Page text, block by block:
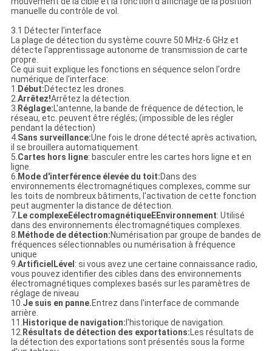
manuelle du contrôle de vol.
3.1 Détecter l'interface
La plage de détection du système couvre 50 MHz-6 GHz et
détecte l'apprentissage autonome de transmission de carte
propre.
Ce qui suit explique les fonctions en séquence selon l'ordre
numérique de l'interface:
1. Début:Détectez les drones.
2.Arrêtez!Arrêtez la détection.
3. Réglage:L'antenne, la bande de fréquence de détection, le
réseau, etc. peuvent être réglés; (impossible de les régler
pendant la détection)
4.Sans surveillance:Une fois le drone détecté après activation,
il se brouillera automatiquement.
5.Cartes hors ligne: basculer entre les cartes hors ligne et en
ligne.
6. Mode d'interférence élevée du toit:Dans des
environnements électromagnétiques complexes, comme sur
les toits de nombreux bâtiments, l'activation de cette fonction
peut augmenter la distance de détection.
7. Le complexeEélectromagnétiqueEEnvironnement: Utilisé
dans des environnements électromagnétiques complexes.
8. Méthode de détection:Numérisation par groupe de bandes de
fréquences sélectionnables ou numérisation à fréquence
unique
9.Artificiel Lével : si vous avez une certaine connaissance radio,
vous pouvez identifier des cibles dans des environnements
électromagnétiques complexes basés sur les paramètres de
réglage de niveau
10.Je suis en panne.Entrez dans l'interface de commande
arrière.
11. Historique de navigation: l'historique de navigation.
12. Résultats de détection des exportations:Les résultats de
la détection des exportations sont présentés sous la forme